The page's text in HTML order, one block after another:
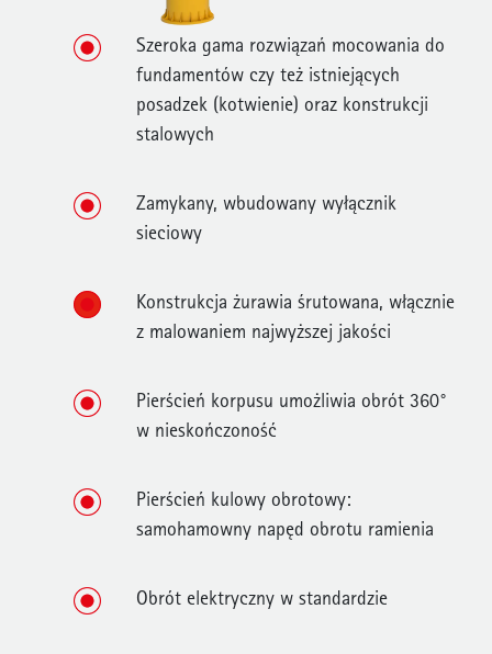
Szeroka gama rozwiązań mocowania do
fundamentów czy też istniejących
posadzek (kotwienie) oraz konstrukcji
stalowych
Zamykany, wbudowany wyłącznik
sieciowy
Konstrukcja żurawia śrutowana, włącznie
z malowaniem najwyższej jakości
Pierścień korpusu umożliwia obrót 360°
w nieskończoność
Pierścień kulowy obrotowy:
samohamowny napęd obrotu ramienia
Obrót elektryczny w standardzie